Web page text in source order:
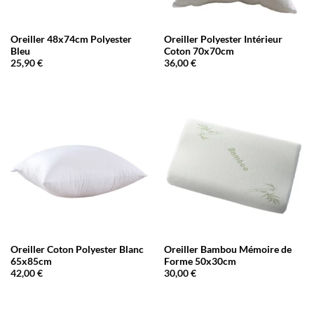
Oreiller 48x74cm Polyester
Bleu
25,90€
Oreiller Polyester Intérieur
Coton 70x70cm
36,00€
Oreiller Coton Polyester Blanc
65x85cm
42,00€
Oreiller Bambou Mémoire de
Forme 50x30cm
30,00€